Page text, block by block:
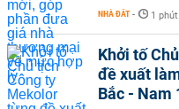
NHÀ ĐẤT - 1
Khởi tố
đề xuất
Bắc - Nam